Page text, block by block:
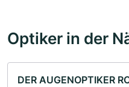
Optiker in der
DER AUGENOPTIKER